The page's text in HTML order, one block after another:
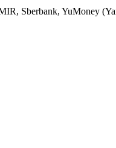
Sberbank, YuMoney